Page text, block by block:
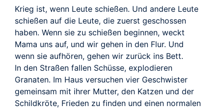
Krieg ist, wenn Leute schießen. Und andere Leute
schießen auf die Leute, die zuerst geschossen
haben. Wenn sie zu schießen beginnen, weckt
Mama uns auf, und wir gehen in den Flur. Und
wenn sie aufhören, gehen wir zurück ins Bett.
In den Straßen fallen Schüsse, explodieren
Granaten. Im Haus versuchen vier Geschwister
gemeinsam mit ihrer Mutter, den Katzen und der
Schildkröte, Frieden zu finden und einen normalen